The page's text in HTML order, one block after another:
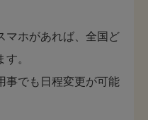
マホがあれば、全国ど
。
事でも日程変更が可能